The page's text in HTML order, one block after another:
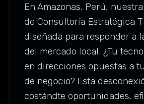
En Amazonas, Perú,
de Consultoría Estratégica
diseñada para responder a
del mercado local. ¿Tu
en direcciones opuestas a
de negocio? Esta
costándte oportunidades,